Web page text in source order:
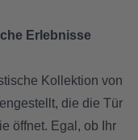
Erlebnisse
Kollektion von
die die Tür
öffnet. Egal, ob Ihr